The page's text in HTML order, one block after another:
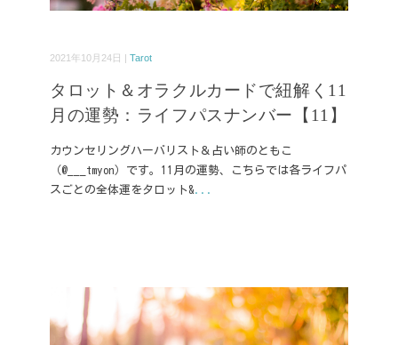
2021年10月24日 | Tarot
タロット＆オラクルカードで紐解く11
月の運勢：ライフパスナンバー【11】
カウンセリングハーバリスト＆占い師のともこ
（@___tmyon）です。11月の運勢、こちらでは各ライフパ
スごとの全体運をタロット&...